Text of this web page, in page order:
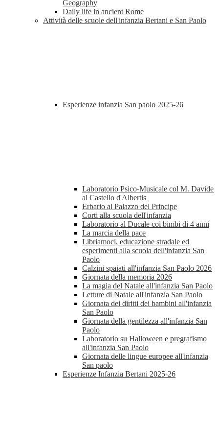
Geography
Daily life in ancient Rome
Attività delle scuole dell'infanzia Bertani e San Paolo
Esperienze infanzia San paolo 2025-26
Laboratorio Psico-Musicale col M. Davide
al Castello d'Albertis
Erbario al Palazzo del Principe
Corti alla scuola dell'infanzia
Laboratorio al Ducale coi bimbi di 4 anni
La marcia della pace
Libriamoci, educazione stradale ed
esperimenti alla scuola dell'infanzia San
Paolo
Calzini spaiati all'infanzia San Paolo 2026
Giornata della memoria 2026
La magia del Natale all'infanzia San Paolo
Letture di Natale all'infanzia San Paolo
Giornata dei diritti dei bambini all'infanzia
San Paolo
Giornata della gentilezza all'infanzia San
Paolo
Laboratorio su Halloween e pregrafismo
all'infanzia San Paolo
Giornata delle lingue europee all'infanzia
San paolo
Esperienze Infanzia Bertani 2025-26